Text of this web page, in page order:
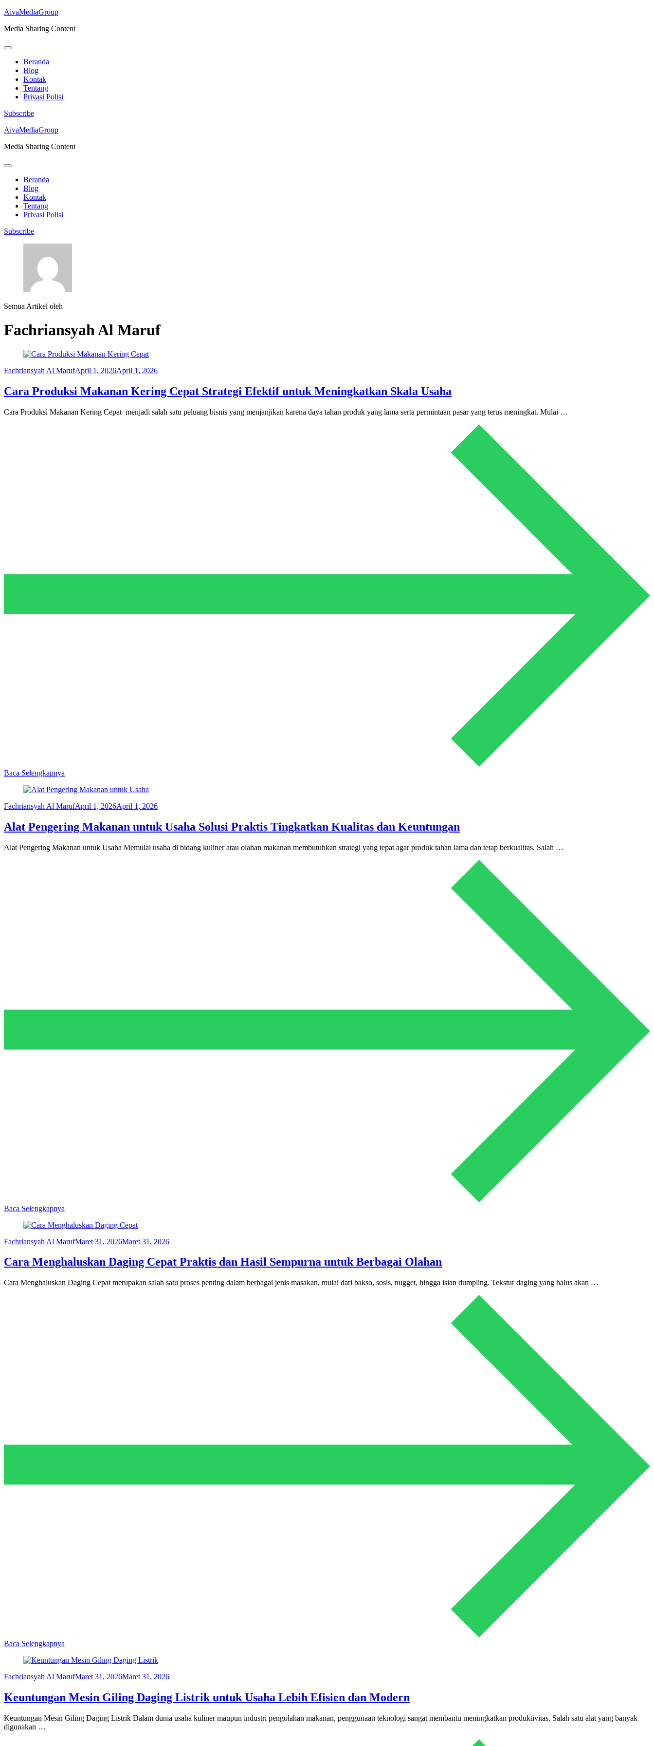
AivaMediaGroup
Media Sharing Content
Beranda
Blog
Kontak
Tentang
Privasi Polisi
Subscribe
Lompat
konten
Enter)
AivaMediaGroup
Media Sharing Content
Beranda
Blog
Kontak
Tentang
Privasi Polisi
Subscribe
Semua Artikel oleh
Fachriansyah Al Maruf
Fachriansyah Al MarufApril 1, 2026April 1, 2026
Cara Produksi Makanan Kering Cepat Strategi Efektif untuk Meningkatkan Skala Usaha
Cara Produksi Makanan Kering Cepat menjadi salah satu peluang bisnis yang menjanjikan karena daya tahan produk yang lama serta permintaan pasar yang terus meningkat. Mulai …
Baca Selengkapnya
Fachriansyah Al MarufApril 1, 2026April 1, 2026
Alat Pengering Makanan untuk Usaha Solusi Praktis Tingkatkan Kualitas dan Keuntungan
Alat Pengering Makanan untuk Usaha Memulai usaha di bidang kuliner atau olahan makanan membutuhkan strategi yang tepat agar produk tahan lama dan tetap berkualitas. Salah …
Baca Selengkapnya
Fachriansyah Al MarufMaret 31, 2026Maret 31, 2026
Cara Menghaluskan Daging Cepat Praktis dan Hasil Sempurna untuk Berbagai Olahan
Cara Menghaluskan Daging Cepat merupakan salah satu proses penting dalam berbagai jenis masakan, mulai dari bakso, sosis, nugget, hingga isian dumpling. Tekstur daging yang halus akan …
Baca Selengkapnya
Fachriansyah Al MarufMaret 31, 2026Maret 31, 2026
Keuntungan Mesin Giling Daging Listrik untuk Usaha Lebih Efisien dan Modern
Keuntungan Mesin Giling Daging Listrik Dalam dunia usaha kuliner maupun industri pengolahan makanan, penggunaan teknologi sangat membantu meningkatkan produktivitas. Salah satu alat yang banyak
digunakan …